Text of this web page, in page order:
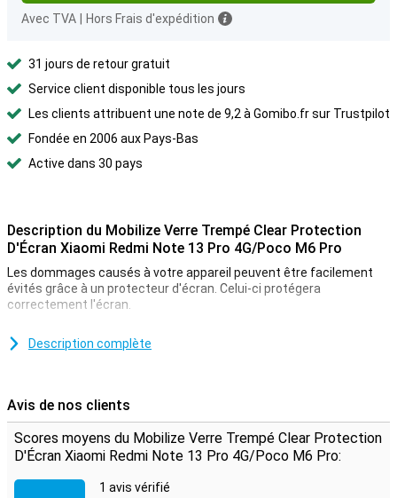
Avec TVA Hors Frais d'expédition
31 jours de retour gratuit
Service client disponible tous les jours
Les clients attribuent une note de 9,2 à Gomibo.fr sur Trustpilot
Fondée en 2006 aux Pays-Bas
Active dans 30 pays
Description du Mobilize Verre Trempé Clear Protection
D'Écran Xiaomi Redmi Note 13 Pro 4G/Poco M6 Pro
Les dommages causés à votre appareil peuvent être facilement
évités grâce à un protecteur d'écran. Celui-ci protégera
correctement l'écran.
ci est fabriqué en verre trempé et est donc très robuste.
Une protection d'écran est idéale si vous souhaitez protéger votre
protecteur d'écran et non sur l'écran de votre appareil. Votre
appareil reste ainsi beau et exempt de rayures.
Description complète
Avis de nos clients
Scores moyens du Mobilize Verre Trempé Clear Protection
D'Écran Xiaomi Redmi Note 13 Pro 4G/Poco M6 Pro:
1 avis vérifié